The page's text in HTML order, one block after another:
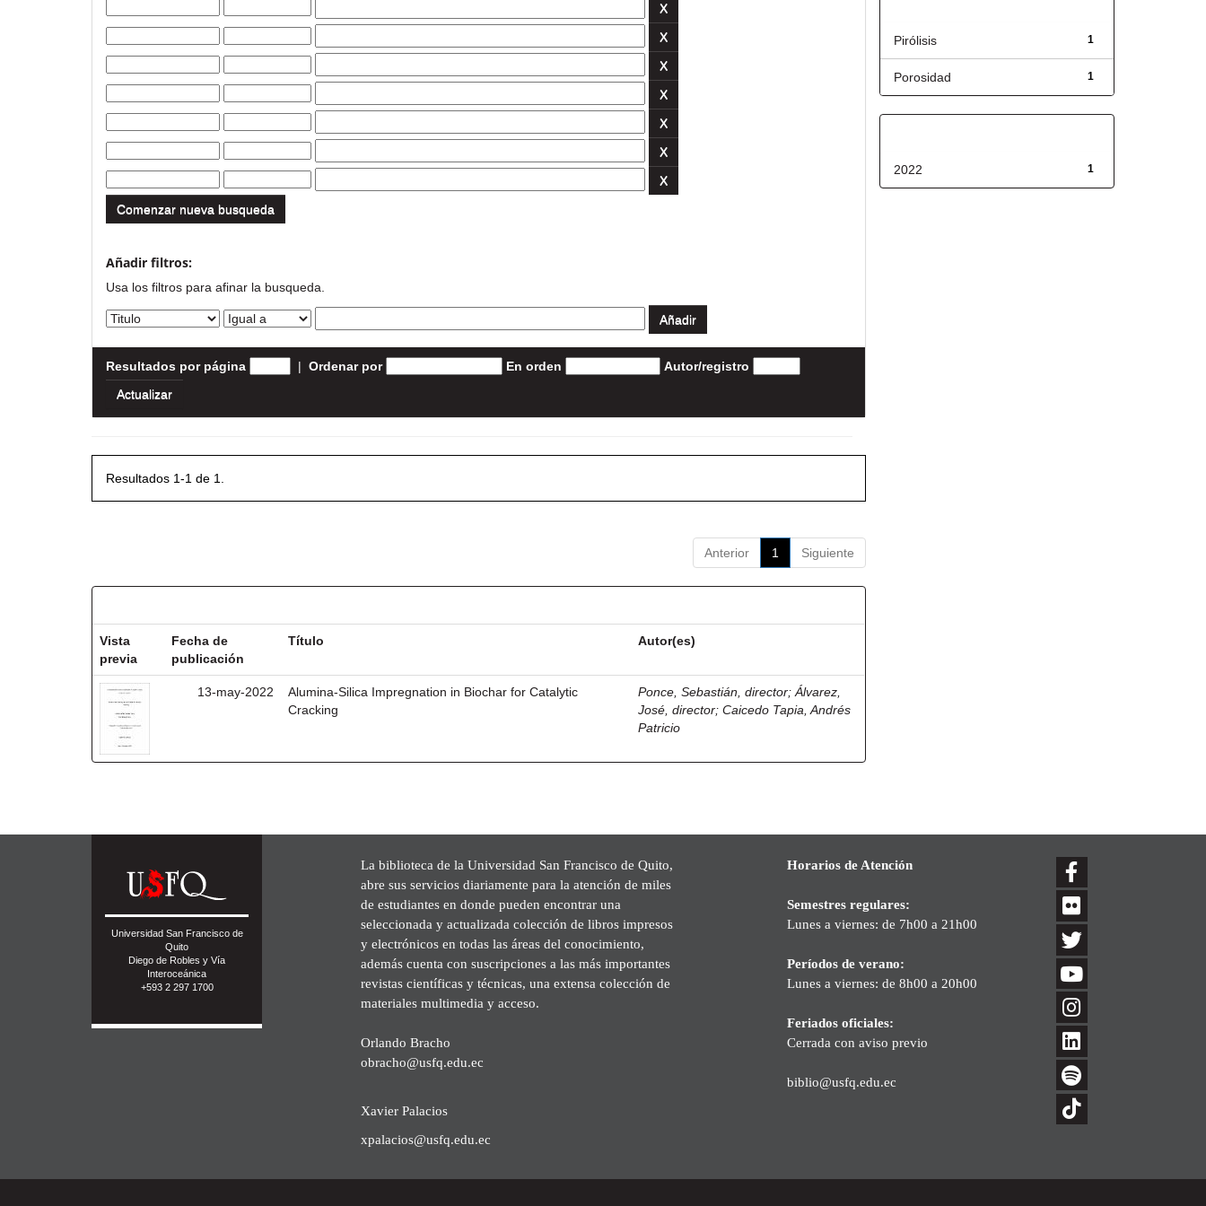
Comenzar nueva busqueda
Añadir filtros:
Usa los filtros para afinar la busqueda.
Resultados por página | Ordenar por En orden Autor/registro
Resultados 1-1 de 1.
Anterior 1 Siguiente
Vista
previa
Fecha de
publicación
Título Autor(es)
13-may-2022
Alumina-Silica Impregnation in Biochar for Catalytic
Cracking
Ponce, Sebastián, director;Álvarez,
José, director;Caicedo Tapia, Andrés
Patricio
1
Pirólisis
1
Porosidad
1
2022
Universidad San Francisco de
Quito
Diego de Robles y Vía
Interoceánica
+593 2 297 1700
La biblioteca de la Universidad San Francisco de Quito,
abre sus servicios diariamente para la atención de miles
de estudiantes en donde pueden encontrar una
seleccionada y actualizada colección de libros impresos
y electrónicos en todas las áreas del conocimiento,
además cuenta con suscripciones a las más importantes
revistas científicas y técnicas, una extensa colección de
materiales multimedia y acceso.
Orlando Bracho
obracho@usfq.edu.ec
Xavier Palacios
xpalacios@usfq.edu.ec
Horarios de Atención
Semestres regulares:
Lunes a viernes: de 7h00 a 21h00
Períodos de verano:
Lunes a viernes: de 8h00 a 20h00
Feriados oficiales:
Cerrada con aviso previo
biblio@usfq.edu.ec